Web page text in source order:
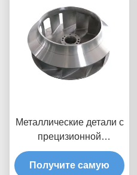
Металлические детали с
прецизионной
станковой обработкой с
возможностью
Получите самую